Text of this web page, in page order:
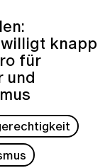
knapp
für
und